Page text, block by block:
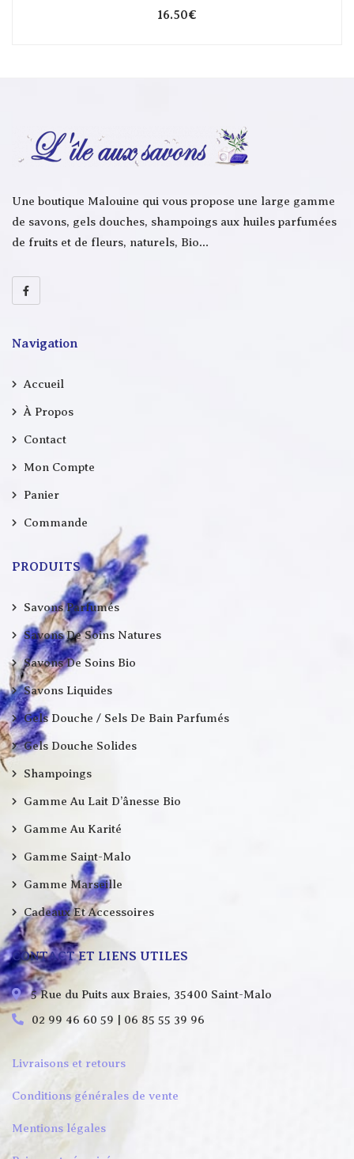
16.50€
Une boutique Malouine qui vous propose une large gamme
de savons, gels douches, shampoings aux huiles parfumées
de fruits et de fleurs, naturels, Bio…
Navigation
Accueil
À Propos
Contact
Mon Compte
Panier
Commande
PRODUITS
Savons Parfumés
Savons De Soins Natures
Savons De Soins Bio
Savons Liquides
Gels Douche / Sels De Bain Parfumés
Gels Douche Solides
Shampoings
Gamme Au Lait D’ânesse Bio
Gamme Au Karité
Gamme Saint-Malo
Gamme Marseille
Cadeaux Et Accessoires
CONTACT ET LIENS UTILES
5 Rue du Puits aux Braies, 35400 Saint-Malo
02 99 46 60 59 | 06 85 55 39 96
Livraisons et retours
Conditions générales de vente
Mentions légales